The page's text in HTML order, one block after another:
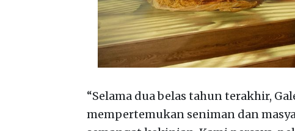
“Selama dua belas tahun terakhir,
mempertemukan seniman dan